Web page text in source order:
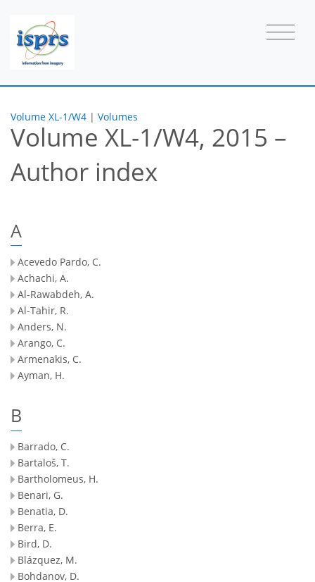
Volume XL-1/W4 | Volumes
Volume XL-1/W4, 2015 –
Author index
A
Acevedo Pardo, C.
Achachi, A.
Al-Rawabdeh, A.
Al-Tahir, R.
Anders, N.
Arango, C.
Armenakis, C.
Ayman, H.
B
Barrado, C.
Bartaloš, T.
Bartholomeus, H.
Benari, G.
Benatia, D.
Berra, E.
Bird, D.
Blázquez, M.
Bohdanov, D.